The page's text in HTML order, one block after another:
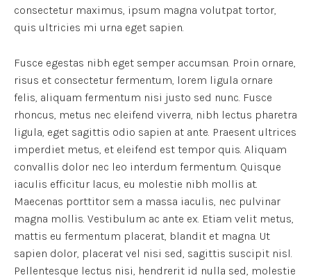
consectetur maximus, ipsum magna volutpat tortor,
quis ultricies mi urna eget sapien.
Fusce egestas nibh eget semper accumsan. Proin ornare,
risus et consectetur fermentum, lorem ligula ornare
felis, aliquam fermentum nisi justo sed nunc. Fusce
rhoncus, metus nec eleifend viverra, nibh lectus pharetra
ligula, eget sagittis odio sapien at ante. Praesent ultrices
imperdiet metus, et eleifend est tempor quis. Aliquam
convallis dolor nec leo interdum fermentum. Quisque
iaculis efficitur lacus, eu molestie nibh mollis at.
Maecenas porttitor sem a massa iaculis, nec pulvinar
magna mollis. Vestibulum ac ante ex. Etiam velit metus,
mattis eu fermentum placerat, blandit et magna. Ut
sapien dolor, placerat vel nisi sed, sagittis suscipit nisl.
Pellentesque lectus nisi, hendrerit id nulla sed, molestie